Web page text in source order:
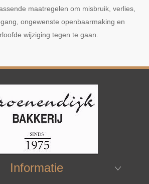
maatregelen om misbruik, verlies,
ongewenste openbaarmaking en
wijziging tegen te gaan.
Informatie